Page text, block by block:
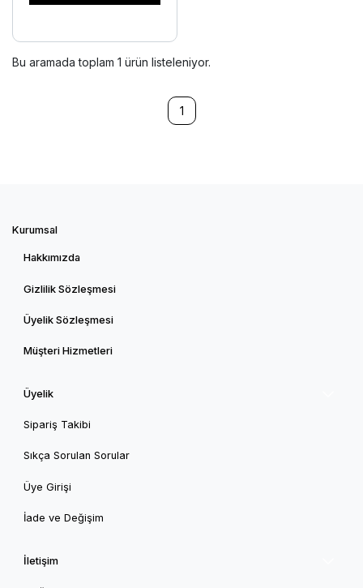
Bu aramada toplam 1 ürün listeleniyor.
1
Kurumsal
Hakkımızda
Gizlilik Sözleşmesi
Üyelik Sözleşmesi
Müşteri Hizmetleri
Üyelik
Sipariş Takibi
Sıkça Sorulan Sorular
Üye Girişi
İade ve Değişim
İletişim